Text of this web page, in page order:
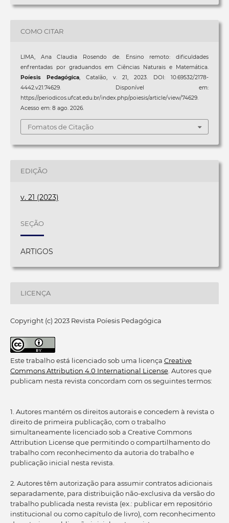
COMO CITAR
LIMA, Ana Claudia Rosendo de. Ensino remoto: dificuldades
enfrentadas por graduandos em Ciências Naturais e Matemática.
Poíesis Pedagógica, Catalão, v. 21, 2023. DOI: 10.69532/2178-
4442.v21.74629. Disponível em:
https://periodicos.ufcat.edu.br/index.php/poiesis/article/view/74629.
Acesso em: 8 ago. 2026.
Fomatos de Citação
EDIÇÃO
v. 21 (2023)
SEÇÃO
ARTIGOS
LICENÇA
Copyright (c) 2023 Revista Poíesis Pedagógica
Este trabalho está licenciado sob uma licença Creative
Commons Attribution 4.0 International License. Autores que
publicam nesta revista concordam com os seguintes termos:
1. Autores mantém os direitos autorais e concedem à revista o
direito de primeira publicação, com o trabalho
simultaneamente licenciado sob a Creative Commons
Attribution License que permitindo o compartilhamento do
trabalho com reconhecimento da autoria do trabalho e
publicação inicial nesta revista.
2. Autores têm autorização para assumir contratos adicionais
separadamente, para distribuição não-exclusiva da versão do
trabalho publicada nesta revista (ex.: publicar em repositório
institucional ou como capítulo de livro), com reconhecimento